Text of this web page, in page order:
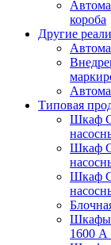
короба
Другие
Типовая
Шкаф
Шкаф
Шкаф
Шкафы
1600